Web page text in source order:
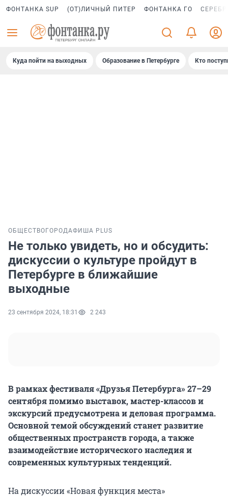
ФОНТАНКА SUP (ОТ)ЛИЧНЫЙ ПИТЕР ФОНТАНКА ГО
Куда пойти на выходных Образование в Петербурге Кто
ОБЩЕСТВО ГОРОДАФИША PLUS
Не только увидеть, но и обсудить:
дискуссии о культуре пройдут в
Петербурге в ближайшие
выходные
23 сентября 2024, 18:31 2 243
В рамках фестиваля «Друзья Петербурга» 27–29
сентября помимо выставок, мастер-классов и
экскурсийпредусмотрена и деловая программа.
Основной темой обсужденийстанет развитие
общественных пространств города, а также
взаимодействие исторического наследия и
современных культурных тенденций.
На дискуссии «Новая функция места»